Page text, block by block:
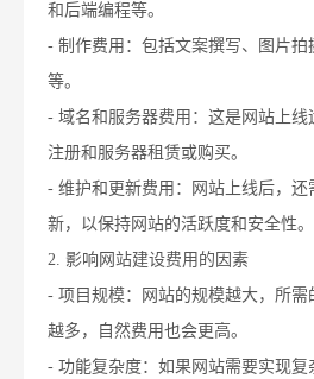
和后端编程等。
- 制作费用：包括文案撰写、图片拍
等。
- 域名和服务器费用：这是网站上线
注册和服务器租赁或购买。
- 维护和更新费用：网站上线后，还
新，以保持网站的活跃度和安全性。
2. 影响网站建设费用的因素
- 项目规模：网站的规模越大，所
越多，自然费用也会更高。
- 功能复杂度：如果网站需要实现复